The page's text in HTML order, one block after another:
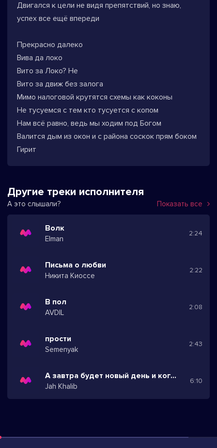
Двигался к цели не видя препятствий, но знаю,
успех все ещё впереди
Прекрасно далеко
Вива да локо
Вито за Локо? Не
Вито за движ без залога
Мимо налоговой крутятся схемы как коконы
Не тусуемся с тем кто тусуется с копом
Нам всё равно, ведь мы ходим под Богом
Валится дым из окон и с района соскок прям боком
Гирит
Другие треки исполнителя
А это слышали? Показать все
Волк
Elman
2:24
Письма о любви
Никита Киоссе
2:22
В пол
AVDIL
2:08
прости
Semenyak
2:43
А завтра будет новый день и когда мы встретимся
Jah Khalib
6:10